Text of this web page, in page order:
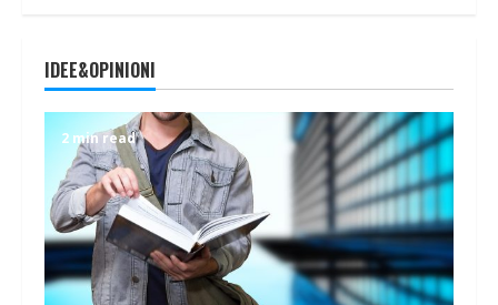
IDEE&OPINIONI
2 min read